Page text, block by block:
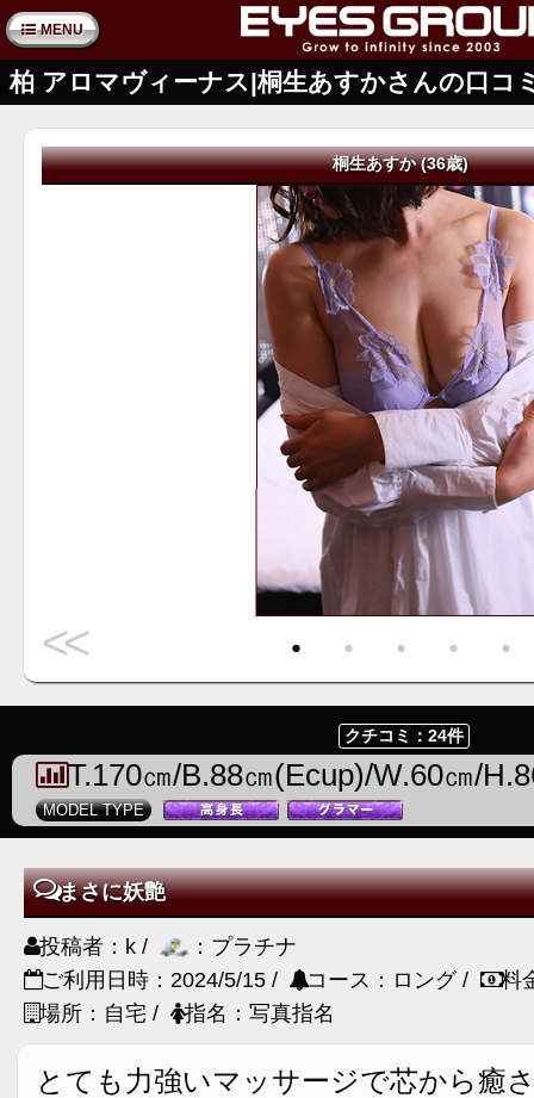
MENU
柏 アロマヴィーナス|桐生あすかさんの口コ
桐生あすか (36歳)
<< ・ ・ ・ ・ ・
クチコミ：24件
T.170㎝/B.88㎝(Ecup)/W.60㎝/
MODEL TYPE
まさに妖艶
投稿者：k /
：プラチナ
ご利用日時：2024/5/15 /
コース：ロング /
料
場所：自宅 /
指名：写真指名
とても力強いマッサージで芯から癒